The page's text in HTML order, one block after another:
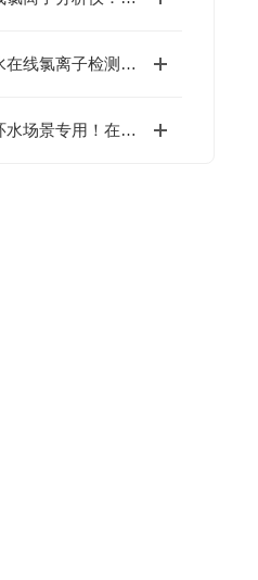
化工循环水在线氯离子检测仪：检测原理与技术对比分析
化工厂循环水场景专用！在线氯离子检测仪选型要点与参数解读